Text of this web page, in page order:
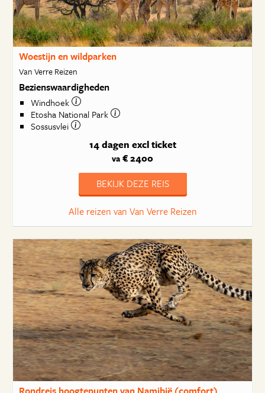
Woestijn en wildparken
Van Verre Reizen
Bezienswaardigheden
Windhoek
Etosha National Park
Sossusvlei
14 dagen excl ticket
va € 2400
BEKIJK DEZE REIS
Alle reizen van Van Verre Reizen